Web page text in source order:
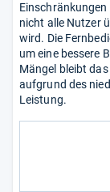
nicht alle Nutzer
wird. Die
um eine bessere
Mängel bleibt
aufgrund des
Leistung.